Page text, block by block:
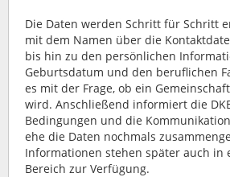
Die Daten werden Schritt für Schritt
mit dem Namen über die
bis hin zu den persönlichen
Geburtsdatum und den beruflichen
es mit der Frage, ob ein
wird. Anschließend informiert die
Bedingungen und die
ehe die Daten nochmals
Informationen stehen später auch in
Bereich zur Verfügung.